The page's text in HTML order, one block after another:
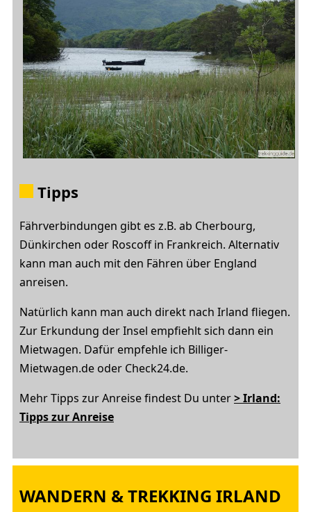
Tipps
Fährverbindungen gibt es z.B. ab Cherbourg,
Dünkirchen oder Roscoff in Frankreich. Alternativ
kann man auch mit den Fähren über England
anreisen.
Natürlich kann man auch direkt nach Irland fliegen.
Zur Erkundung der Insel empfiehlt sich dann ein
Mietwagen. Dafür empfehle ich Billiger-
Mietwagen.de oder Check24.de.
Mehr Tipps zur Anreise findest Du unter> Irland:
Tipps zur Anreise
WANDERN & TREKKING IRLAND